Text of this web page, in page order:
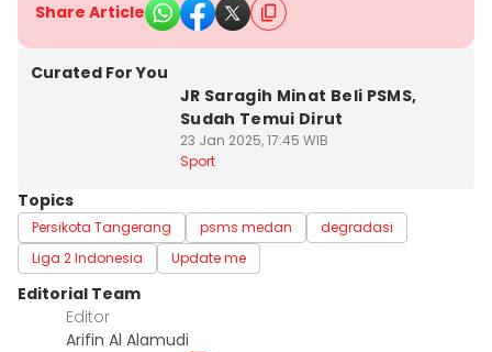
Share Article
Curated For You
JR Saragih Minat Beli PSMS,
Sudah Temui Dirut
23 Jan 2025, 17:45 WIB
Sport
Topics
Persikota Tangerang psms medan
degradasi
Liga 2 Indonesia
Update me
Editorial Team
Editor
Arifin Al Alamudi